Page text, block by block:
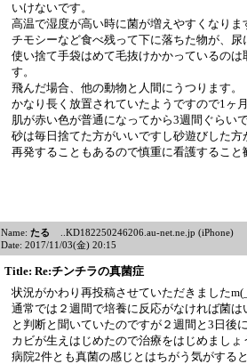
いけないです。
高温で湿度が高い時に菌が増えやすくなりま
チモシーなど食べ残って下に落ちた物が、尿
使い捨て手袋はめて毛抜けかかっているの
す。
飛んだ場合、他の動物と人間にうつります。
かなり長く放置されていたようですので1ヶ
肌が赤い色が普通になってから3週間ぐらい
砂は毎日捨てた方がいいですし砂遊びした方
再発することもあるので慎重に看護すること
Name: たる ..KD182250246206.au-net.ne.jp (iPhone)
Date: 2017/11/03(金) 20:15
Title: Re:チンチラの真菌症
状況がかわり再投稿させていただきました
通常では２週間で培養に反応がなければ菌は
と判断と聞いていたのですが２週間と3日後
カビが生えはじめたので治療をはじめましょ
病院2件とも真菌の感じとはちがう気がする